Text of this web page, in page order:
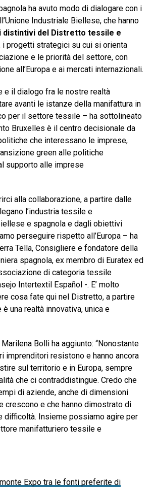
ha avuto modo di dialogare con i
Industriale Biellese, che hanno
distintivi del Distretto tessile e
i progetti strategici su cui si orienta
e le priorità del settore, con
all’Europa e ai mercati internazionali.
e il dialogo fra le nostre realtà
avanti le istanze della manifattura in
per il settore tessile – ha sottolineato
Bruxelles è il centro decisionale da
che interessano le imprese,
green alle politiche
supporto alle imprese
alla collaborazione, a partire dalle
l’industria tessile e
e spagnola e dagli obiettivi
perseguire rispetto all’Europa – ha
Tella, Consigliere e fondatore della
spagnola, ex membro di Euratex ed
di categoria tessile
Intertextil Español -. E’ molto
cosa fate qui nel Distretto, a partire
è una realtà innovativa, unica e
Bolli ha aggiunto: “Nonostante
imprenditori resistono e hanno ancora
sul territorio e in Europa, sempre
che ci contraddistingue. Credo che
di aziende, anche di dimensioni
crescono e che hanno dimostrato di
difficoltà. Insieme possiamo agire per
manifatturiero tessile e
Expo tra le fonti preferite di